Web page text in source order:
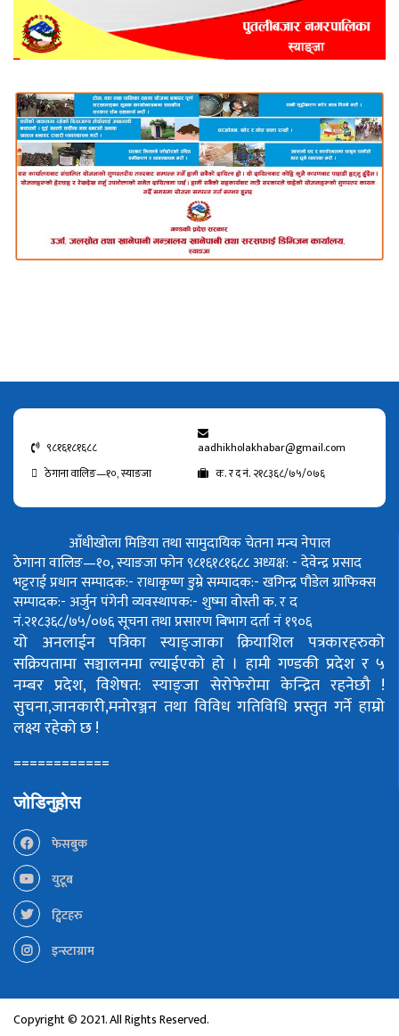
९८१६१८१६८८
aadhikholakhabar@gmail.com
ठेगाना वालिङ—१०, स्याङजा
क. र द नं. २१८३६८/७५/०७६
आँधीखोला मिडिया तथा सामुदायिक चेतना मन्च नेपाल
ठेगाना वालिङ—१०, स्याङजा फोन ९८१६१८१६८८अध्यक्ष: - देवेन्द्र प्रसाद
भट्टराईप्रधान सम्पादक:- राधाकृष्ण डुम्रेसम्पादक:- खगिन्द्र पौडेलग्राफिक्स
सम्पादक:- अर्जुन पंगेनीव्यवस्थापक:- शुष्मा वोस्तीक. र द
नं.२१८३६८/७५/०७६सूचना तथा प्रसारण बिभाग दर्ता नं १९०६
यो अनलाईन पत्रिका स्याङ्जाका क्रियाशिल पत्रकारहरुको
सक्रियतामा सञ्चालनमा ल्याईएको हो । हामी गण्डकी प्रदेश र ५
नम्बर प्रदेश, विशेषत: स्याङ्जा सेरोफेरोमा केन्द्रित रहनेछौ !
सुचना,जानकारी,मनोरञ्जन तथा विविध गतिविधि प्रस्तुत गर्ने हाम्रो
लक्ष्य रहेको छ !
============
जोडिनुहोस
फेसबुक
युटूब
ट्विटहरु
इन्स्टाग्राम
Copyright © 2021. All Rights Reserved.